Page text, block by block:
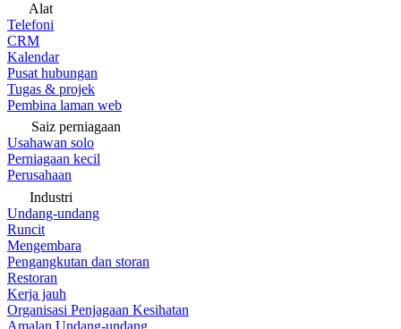
Alat
Telefoni
CRM
Kalendar
Pusat hubungan
Tugas & projek
Pembina laman web
Saiz perniagaan
Usahawan solo
Perniagaan kecil
Perusahaan
Industri
Undang-undang
Runcit
Mengembara
Pengangkutan dan storan
Restoran
Kerja jauh
Organisasi Penjagaan Kesihatan
Amalan Undang-undang